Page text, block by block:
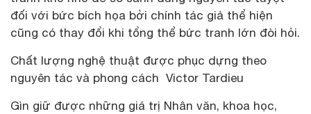
đối với bức bích họa bởi chính tác giả thể hiện
cũng có thay đổi khi tổng thể bức tranh lớn đòi hỏi.
Chất lượng nghệ thuật được phục dựng theo
nguyên tác và phong cách Victor Tardieu
Gìn giữ được những giá trị Nhân văn, khoa học,